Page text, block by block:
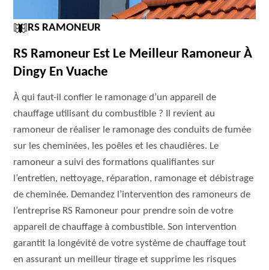
RS RAMONEUR
RS Ramoneur Est Le Meilleur Ramoneur À
Dingy En Vuache
À qui faut-il confier le ramonage d’un appareil de
chauffage utilisant du combustible ? Il revient au
ramoneur de réaliser le ramonage des conduits de fumée
sur les cheminées, les poêles et les chaudières. Le
ramoneur a suivi des formations qualifiantes sur
l’entretien, nettoyage, réparation, ramonage et débistrage
de cheminée. Demandez l’intervention des ramoneurs de
l’entreprise RS Ramoneur pour prendre soin de votre
appareil de chauffage à combustible. Son intervention
garantit la longévité de votre système de chauffage tout
en assurant un meilleur tirage et supprime les risques